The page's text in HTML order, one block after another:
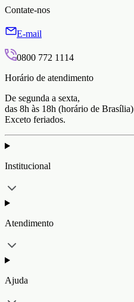
Contate-nos
E-mail
0800 772 1114
Horário de atendimento
De segunda a sexta,
das 8h às 18h (horário de Brasília)
Exceto feriados.
Institucional
Atendimento
Ajuda